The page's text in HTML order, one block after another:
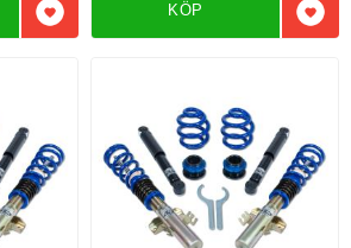
Lägg till i favoriter
KÖP